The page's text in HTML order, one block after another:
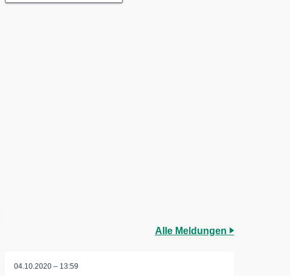
Alle Meldungen
04.10.2020 – 13:59